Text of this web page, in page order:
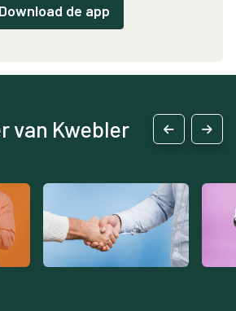
Download de app
van Kwebler